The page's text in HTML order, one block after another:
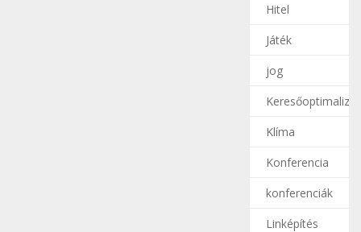
Hitel
Játék
jog
Klíma
Konferencia
konferenciák
Linképítés